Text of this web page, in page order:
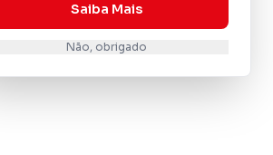
Saiba Mais
Não, obrigado